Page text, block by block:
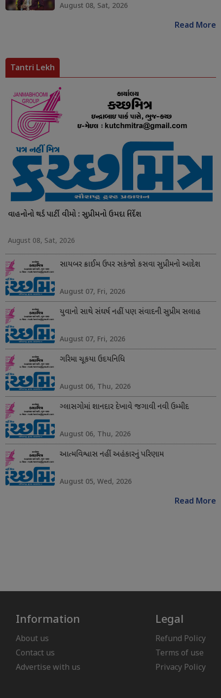
August 08, Sat, 2026
Read More
Tantri Lekh
વાહનોનો થર્ડ પાર્ટી વીમો : સુપ્રીમનો ઉમદા નિર્દેશ
August 08, Sat, 2026
સાયબર ક્રાઈમ ઉપર સકંજો કસવા સુપ્રીમનો આદેશ
August 07, Fri, 2026
યુવાનો સાથે સંઘર્ષ નહીં પણ સંવાદની સુપ્રીમ સલાહ
August 07, Fri, 2026
ગરિમા ચૂકયા ઉદયનિધિ
August 06, Thu, 2026
ગ્લાસગોમાં શાનદાર દેખાવે જગાવી નવી ઉમ્મીદ
August 06, Thu, 2026
આત્મવિશ્વાસ નહીં અહંકારનું પરિણામ
August 05, Wed, 2026
Read More
Information
About us
Contact us
Advertise with us
Legal
Refund Policy
Terms of use
Privacy Policy